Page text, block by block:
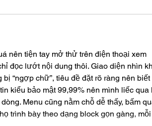
nên tiện tay mở thử trên điện thoại xem
đọc lướt nội dung thôi. Giao diện nhìn
“ngợp chữ”, tiêu đề đặt rõ ràng nên biết
kiểu bảo mật 99,99% nên mình liếc qua
Menu cũng nằm chỗ dễ thấy, bấm
trình bày theo dạng block gọn gàng, mỗi